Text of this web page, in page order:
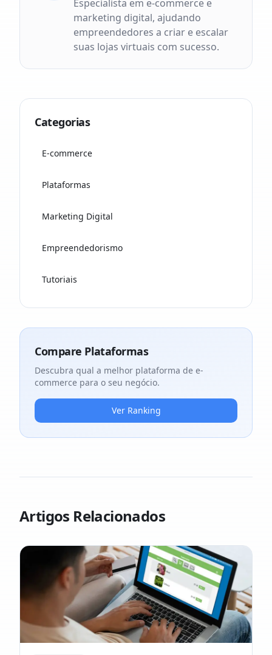
Especialista em e-commerce e
marketing digital, ajudando
empreendedores a criar e escalar
suas lojas virtuais com sucesso.
Categorias
E-commerce
Plataformas
Marketing Digital
Empreendedorismo
Tutoriais
Compare Plataformas
Descubra qual a melhor plataforma de e-
commerce para o seu negócio.
Ver Ranking
Artigos Relacionados